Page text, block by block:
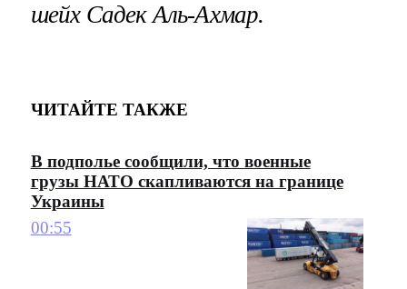
шейх Садек Аль-Ахмар.
ЧИТАЙТЕ ТАКЖЕ
В подполье сообщили, что военные
грузы НАТО скапливаются на границе
Украины
00:55